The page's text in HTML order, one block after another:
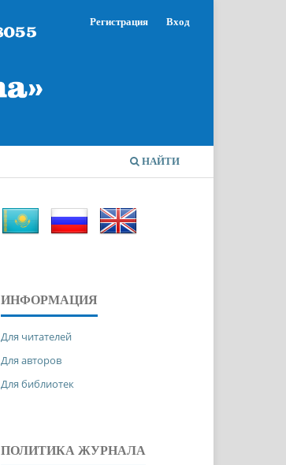
НАЙТИ
Регистрация Вход
ИНФОРМАЦИЯ
Для читателей
Для авторов
Для библиотек
ПОЛИТИКА ЖУРНАЛА